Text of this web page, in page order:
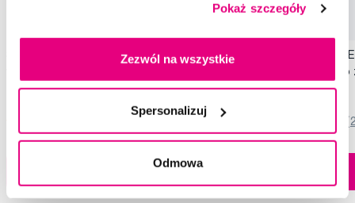
Pokaż szczegóły
Zezwól na wszystkie
Spersonalizuj
Odmowa
SWISSDENT EXTREME intensywna pasta
79,90 Zł
(820x)
Dostępny > 5 szt
1 sklepie
SWISSDENT
wybielająca pasta do
79,90 Zł